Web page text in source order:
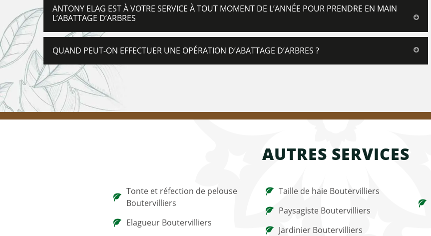
ANTONY ELAG EST À VOTRE SERVICE À TOUT MOMENT DE L’ANNÉE POUR PRENDRE EN MAIN
L’ABATTAGE D’ARBRES
QUAND PEUT-ON EFFECTUER UNE OPÉRATION D’ABATTAGE D’ARBRES ?
AUTRES SERVICES
Tonte et réfection de pelouse
Boutervilliers
Elagueur Boutervilliers
Taille de haie Boutervilliers
Paysagiste Boutervilliers
Jardinier Boutervilliers